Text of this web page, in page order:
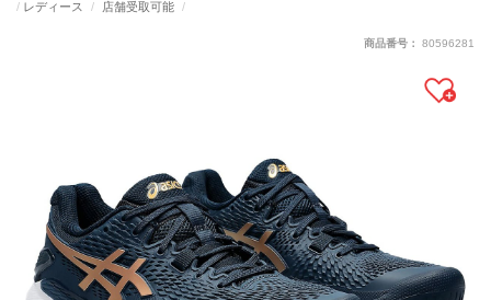
レディース 店舗受取可能
商品番号： 80596281